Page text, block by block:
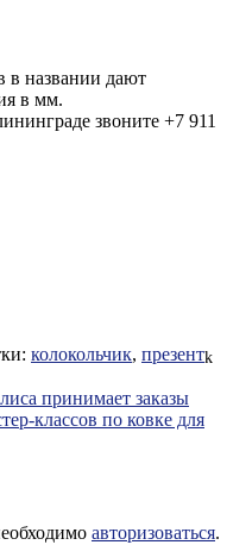
в названии дают
в мм.
звоните +7 911
колокольчик, презент
принимает заказы
классов по ковке для
авторизоваться.